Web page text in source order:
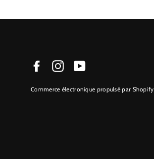
FacebookInstagramYouTube
Commerce électronique propulsé par Shopify